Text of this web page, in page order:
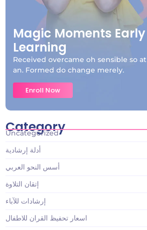
Magic Moments Early
Learning
Received overcame oh sensible so at
an. Formed do change merely.
Enroll Now
Category
Uncategorized
أدلة إرشادية
أسس النحو العربي
إتقان التلاوة
إرشادات للآباء
اسعار تحفيظ القران للاطفال